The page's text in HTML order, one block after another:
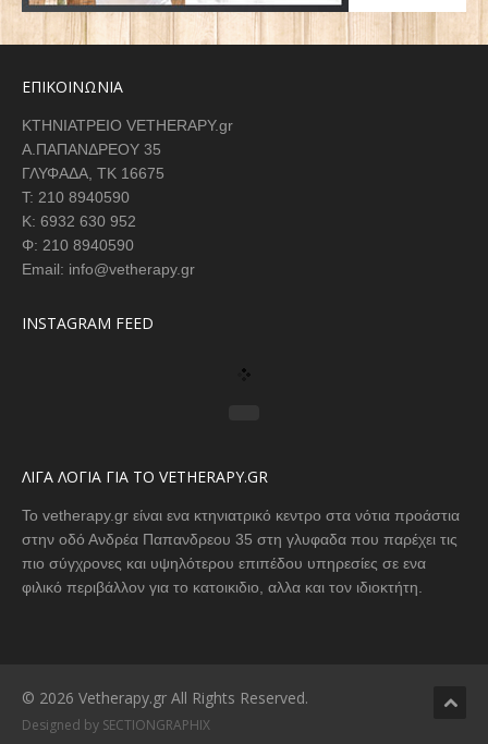
ΕΠΙΚΟΙΝΩΝΙΑ
ΚΤΗΝΙΑΤΡΕΙΟ VETHERAPY.gr
Α.ΠΑΠΑΝΔΡΕΟΥ 35
ΓΛΥΦΑΔΑ, ΤΚ 16675
Τ: 210 8940590
K: 6932 630 952
Φ: 210 8940590
Email: info@vetherapy.gr
INSTAGRAM FEED
ΛΙΓΑ ΛΟΓΙΑ ΓΙΑ ΤΟ VETHERAPY.GR
Το vetherapy.gr είναι ενα κτηνιατρικό κεντρο στα νότια προάστια
στην οδό Ανδρέα Παπανδρεου 35 στη γλυφαδα που παρέχει τις
πιο σύγχρονες και υψηλότερου επιπέδου υπηρεσίες σε ενα
φιλικό περιβάλλον για το κατοικιδιο, αλλα και τον ιδιοκτήτη.
© 2026 Vetherapy.gr All Rights Reserved.
Designed by SECTIONGRAPHIX